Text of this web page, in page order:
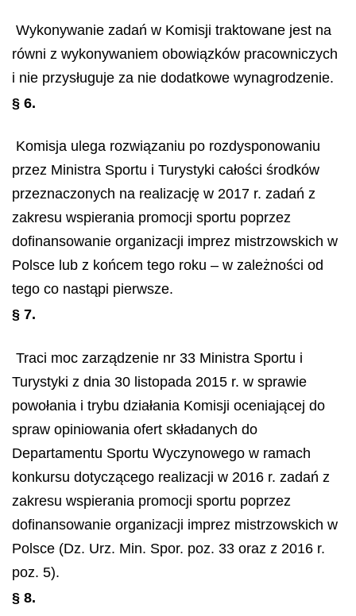
Wykonywanie zadań w Komisji traktowane jest na
równi z wykonywaniem obowiązków pracowniczych
i nie przysługuje za nie dodatkowe wynagrodzenie.
§ 6.
Komisja ulega rozwiązaniu po rozdysponowaniu
przez Ministra Sportu i Turystyki całości środków
przeznaczonych na realizację w 2017 r. zadań z
zakresu wspierania promocji sportu poprzez
dofinansowanie organizacji imprez mistrzowskich w
Polsce lub z końcem tego roku – w zależności od
tego co nastąpi pierwsze.
§ 7.
Traci moc zarządzenie nr 33 Ministra Sportu i
Turystyki z dnia 30 listopada 2015 r. w sprawie
powołania i trybu działania Komisji oceniającej do
spraw opiniowania ofert składanych do
Departamentu Sportu Wyczynowego w ramach
konkursu dotyczącego realizacji w 2016 r. zadań z
zakresu wspierania promocji sportu poprzez
dofinansowanie organizacji imprez mistrzowskich w
Polsce (Dz. Urz. Min. Spor. poz. 33 oraz z 2016 r.
poz. 5).
§ 8.